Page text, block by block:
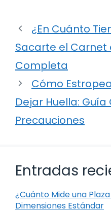
¿En Cuánto
Sacarte el Carnet
Completa
Cómo
Dejar Huella:
Precauciones
Entradas
¿Cuánto Mide una
Dimensiones Estándar